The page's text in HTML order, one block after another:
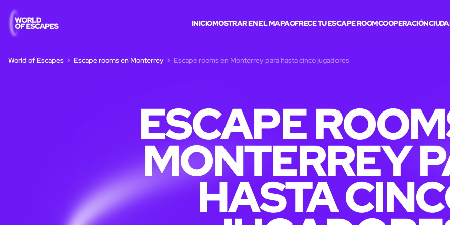
INICIOMOSTRAR EN EL MAPAOFRECE TU ESCAPE ROOMCOOPERACIÓN
World of Escapes Escape rooms en Monterrey Escape rooms en Monterrey para hasta cinco jugadores
ESCAPE
MONTERREY
HASTA